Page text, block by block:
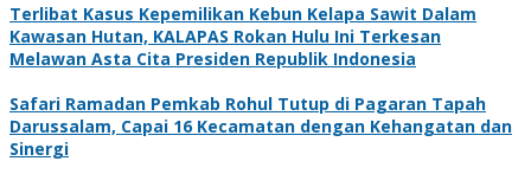
Terlibat Kasus Kepemilikan Kebun Kelapa Sawit Dalam
Kawasan Hutan, KALAPAS Rokan Hulu Ini Terkesan
Melawan Asta Cita Presiden Republik Indonesia
Safari Ramadan Pemkab Rohul Tutup di Pagaran Tapah
Darussalam, Capai 16 Kecamatan dengan Kehangatan dan
Sinergi